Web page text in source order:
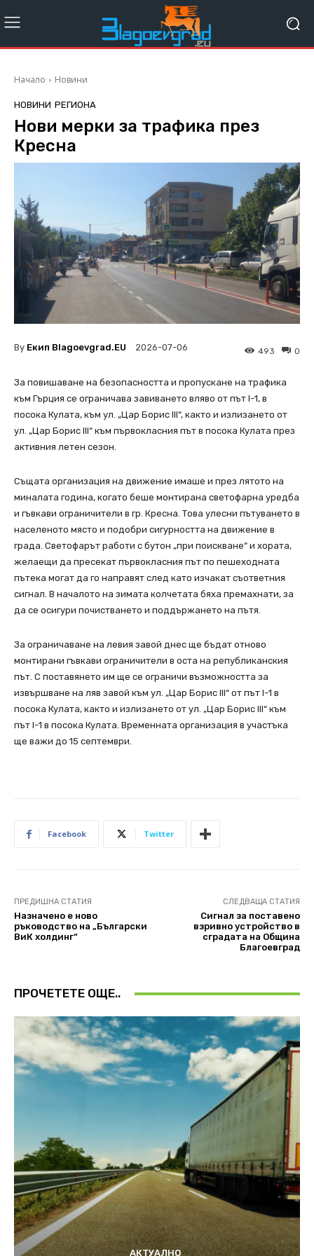
Начало Новини
НОВИНИ РЕГИОНА
Нови мерки за трафика през
Кресна
By Екип Blagoevgrad.EU 2026-07-06 0
493
За повишаване на безопасността и пропускане на трафика
към Гърция се ограничава завиването вляво от път I-1, в
посока Кулата, към ул. „Цар Борис III“, както и излизането от
ул. „Цар Борис III“ към първокласния път в посока Кулата през
активния летен сезон.
Същата организация на движение имаше и през лятото на
миналата година, когато беше монтирана светофарна уредба
и гъвкави ограничители в гр. Кресна. Това улесни пътуването в
населеното място и подобри сигурността на движение в
града. Светофарът работи с бутон „при поискване“ и хората,
желаещи да пресекат първокласния път по пешеходната
пътека могат да го направят след като изчакат съответния
сигнал. В началото на зимата колчетата бяха премахнати, за
да се осигури почистването и поддържането на пътя.
За ограничаване на левия завой днес ще бъдат отново
монтирани гъвкави ограничители в оста на републиканския
път. С поставянето им ще се ограничи възможността за
извършване на ляв завой към ул. „Цар Борис III“ от път I-1 в
посока Кулата, както и излизането от ул. „Цар Борис III“ към
път I-1 в посока Кулата. Временната организация в участъка
ще важи до 15 септември.
Facebook Twitter
ПРЕДИШНА СТАТИЯ
Назначено е ново
ръководство на „Български
ВиК холдинг“
СЛЕДВАЩА СТАТИЯ
Сигнал за поставено
взривно устройство в
сградата на Община
Благоевград
ПРОЧЕТЕТЕ ОЩЕ..
АКТУАЛНО